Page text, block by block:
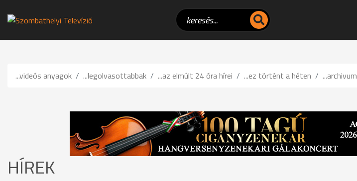
...videós anyagok ...legolvasottabbak ...az elmúlt 24 óra hírei ...ez történt a héten ...archivum
HÍREK